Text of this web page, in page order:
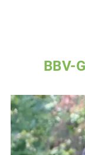
BBV-